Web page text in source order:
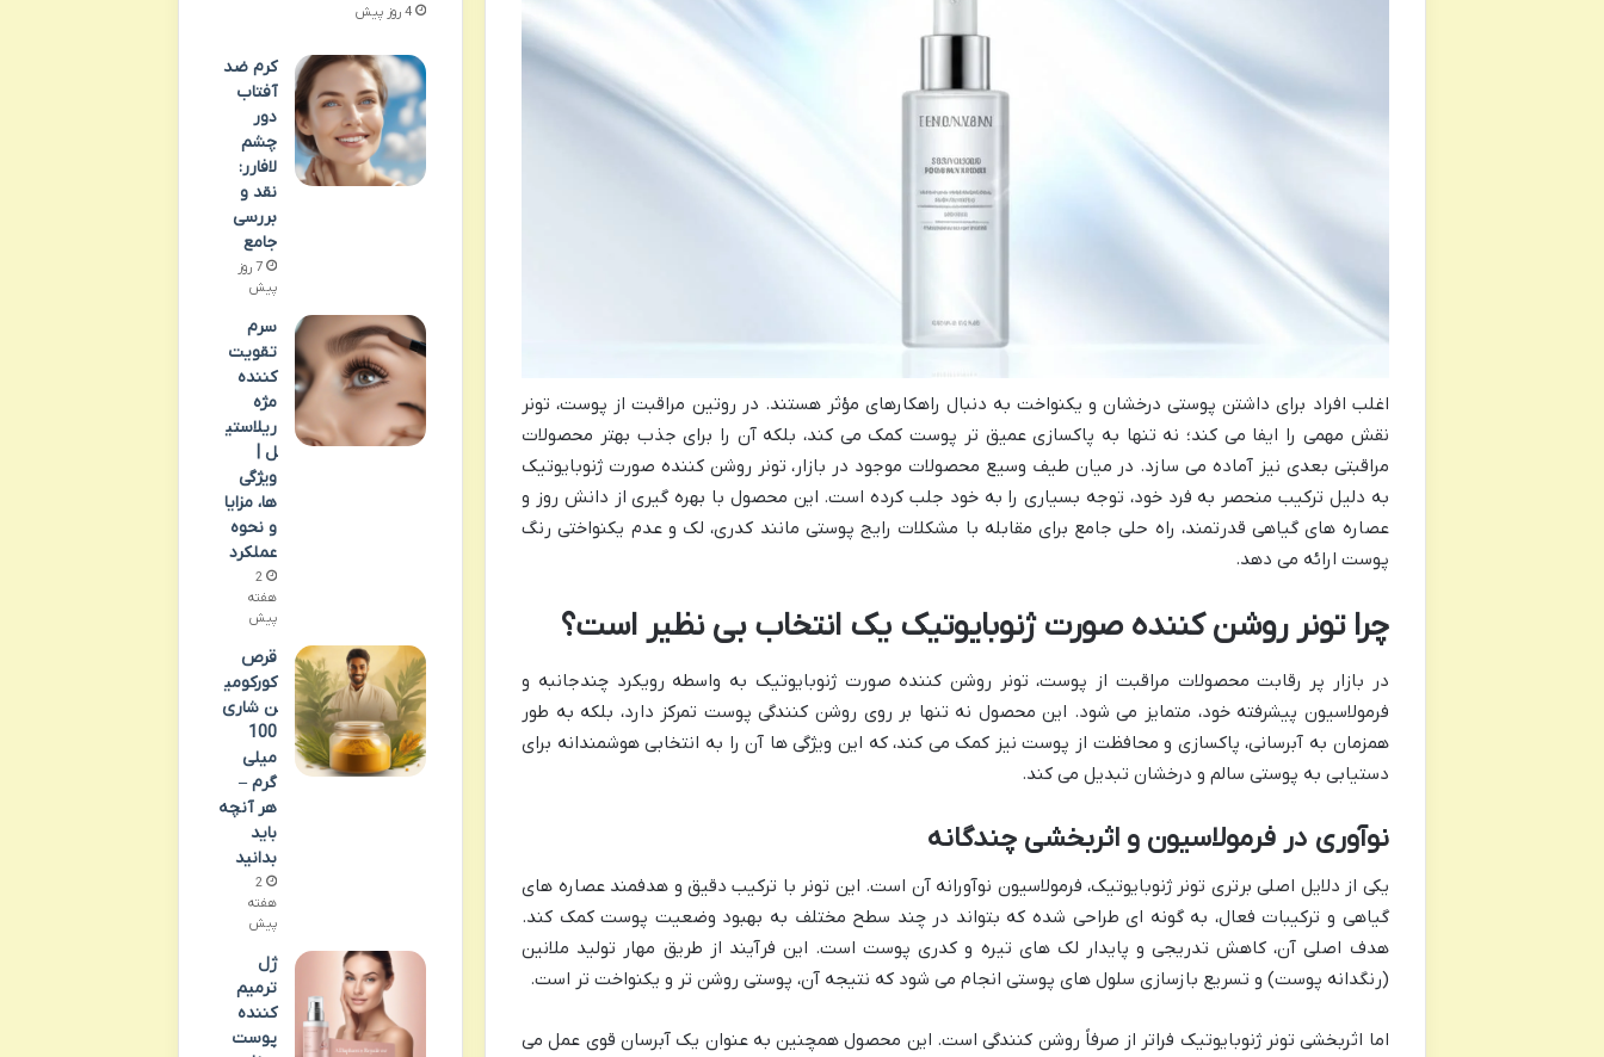
اغلب افراد برای داشتن پوستی درخشان و یکنواخت به دنبال راهکارهای مؤثر هستند. در روتین مراقبت از پوست، تونر
نقش مهمی را ایفا می کند؛ نه تنها به پاکسازی عمیق تر پوست کمک می کند، بلکه آن را برای جذب بهتر محصولات
مراقبتی بعدی نیز آماده می سازد. در میان طیف وسیع محصولات موجود در بازار، تونر روشن کننده صورت ژنوبایوتیک
به دلیل ترکیب منحصر به فرد خود، توجه بسیاری را به خود جلب کرده است. این محصول با بهره گیری از دانش روز و
عصاره های گیاهی قدرتمند، راه حلی جامع برای مقابله با مشکلات رایج پوستی مانند کدری، لک و عدم یکنواختی رنگ
پوست ارائه می دهد.
چرا تونر روشن کننده صورت ژنوبایوتیک یک انتخاب بی نظیر است؟
در بازار پر رقابت محصولات مراقبت از پوست، تونر روشن کننده صورت ژنوبایوتیک به واسطه رویکرد چندجانبه و
فرمولاسیون پیشرفته خود، متمایز می شود. این محصول نه تنها بر روی روشن کنندگی پوست تمرکز دارد، بلکه به طور
همزمان به آبرسانی، پاکسازی و محافظت از پوست نیز کمک می کند، که این ویژگی ها آن را به انتخابی هوشمندانه برای
دستیابی به پوستی سالم و درخشان تبدیل می کند.
نوآوری در فرمولاسیون و اثربخشی چندگانه
یکی از دلایل اصلی برتری تونر ژنوبایوتیک، فرمولاسیون نوآورانه آن است. این تونر با ترکیب دقیق و هدفمند عصاره های
گیاهی و ترکیبات فعال، به گونه ای طراحی شده که بتواند در چند سطح مختلف به بهبود وضعیت پوست کمک کند.
هدف اصلی آن، کاهش تدریجی و پایدار لک های تیره و کدری پوست است. این فرآیند از طریق مهار تولید ملانین
(رنگدانه پوست) و تسریع بازسازی سلول های پوستی انجام می شود که نتیجه آن، پوستی روشن تر و یکنواخت تر است.
اما اثربخشی تونر ژنوبایوتیک فراتر از صرفاً روشن کنندگی است. این محصول همچنین به عنوان یک آبرسان قوی عمل می
4 روز پیش
کرم ضد
آفتاب
دور
چشم
لافارر:
نقد و
بررسی
جامع
7 روز
پیش
سرم
تقویت
کننده
مژه
ریلاستی
ل |
ویژگی
ها، مزایا
و نحوه
عملکرد
2
هفته
پیش
قرص
کورکومی
ن شاری
100
میلی
گرم –
هر آنچه
باید
بدانید
2
هفته
پیش
ژل
ترمیم
کننده
پوست